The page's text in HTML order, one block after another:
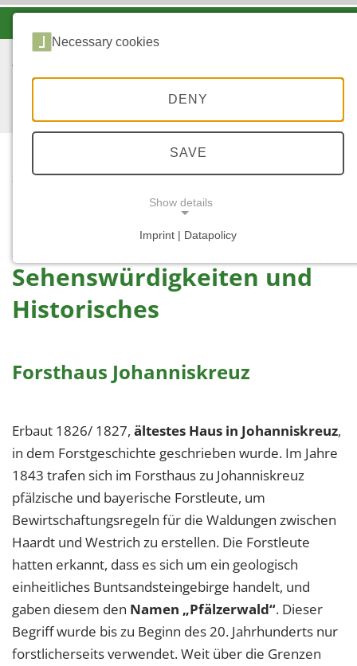
START
...
SEHENSWÜRDIGKEITEN
Sehenswürdigkeiten und
Historisches
Forsthaus Johanniskreuz
Erbaut 1826/ 1827, ältestes Haus in Johanniskreuz,
in dem Forstgeschichte geschrieben wurde. Im Jahre
1843 trafen sich im Forsthaus zu Johanniskreuz
pfälzische und bayerische Forstleute, um
Bewirtschaftungsregeln für die Waldungen zwischen
Haardt und Westrich zu erstellen. Die Forstleute
hatten erkannt, dass es sich um ein geologisch
einheitliches Buntsandsteingebirge handelt, und
gaben diesem den Namen „Pfälzerwald“. Dieser
Begriff wurde bis zu Beginn des 20. Jahrhunderts nur
forstlicherseits verwendet. Weit über die Grenzen
Necessary cookies
DENY
SAVE
Show details
Imprint | Datapolicy